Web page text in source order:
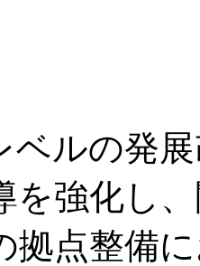
ベルの発
を強化し
拠点整備